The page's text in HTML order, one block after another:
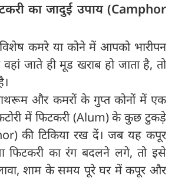
का जादुई उपाय (Camphor
कमरे या कोने में आपको भारीपन
जाते ही मूड खराब हो जाता है, तो
और कमरों के गुप्त कोनों में एक
में फिटकरी (Alum) के कुछ टुकड़े
की टिकिया रख दें। जब यह कपूर
फिटकरी का रंग बदलने लगे, तो इसे
शाम के समय पूरे घर में कपूर और